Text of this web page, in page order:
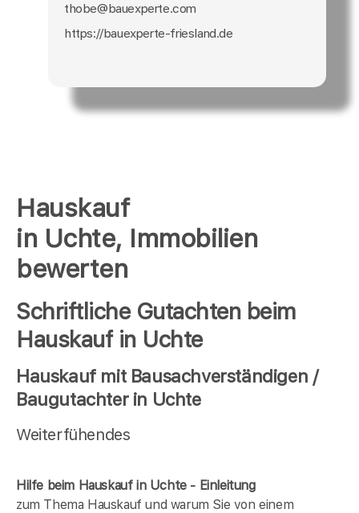
Hauskauf
in Uchte, Immobilien
bewerten
Schriftliche Gutachten beim
Hauskauf in Uchte
Hauskauf mit Bausachverständigen /
Baugutachter in Uchte
Weiterfühendes
Hilfe beim Hauskauf in Uchte - Einleitung
zum Thema Hauskauf und warum Sie von einem
thobe@bauexperte.com
https://bauexperte-friesland.de